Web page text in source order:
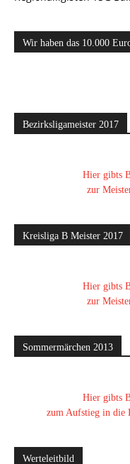
Wir haben das 10.000
Bezirksligameister 2017
Hier gibts
zur
Kreisliga B Meister 2017
Hier gibts
zur
Sommermärchen 2013
Hier gibts
zum Aufstieg in die
Werteleitbild